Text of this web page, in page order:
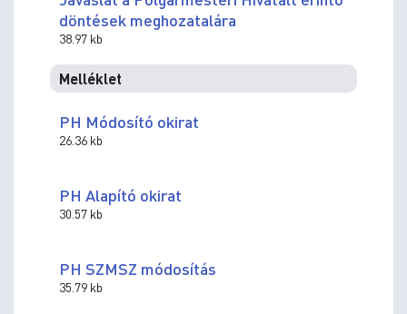
döntések meghozatalára
38.97 kb
Melléklet
PH Módosító okirat
26.36 kb
PH Alapító okirat
30.57 kb
PH SZMSZ módosítás
35.79 kb